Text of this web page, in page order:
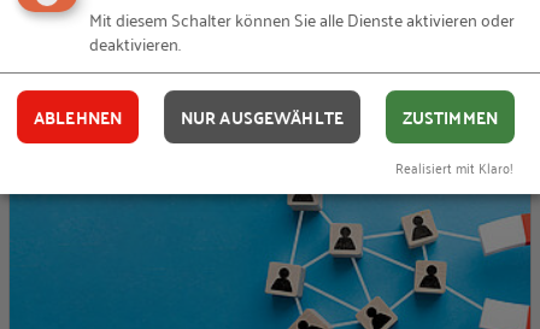
Auch interessant
BLOG-BEITRAG
Mit diesem Schalter können Sie alle Dienste aktivieren oder
deaktivieren.
ABLEHNEN NUR AUSGEWÄHLTE ZUSTIMMEN
Realisiert mit Klaro!